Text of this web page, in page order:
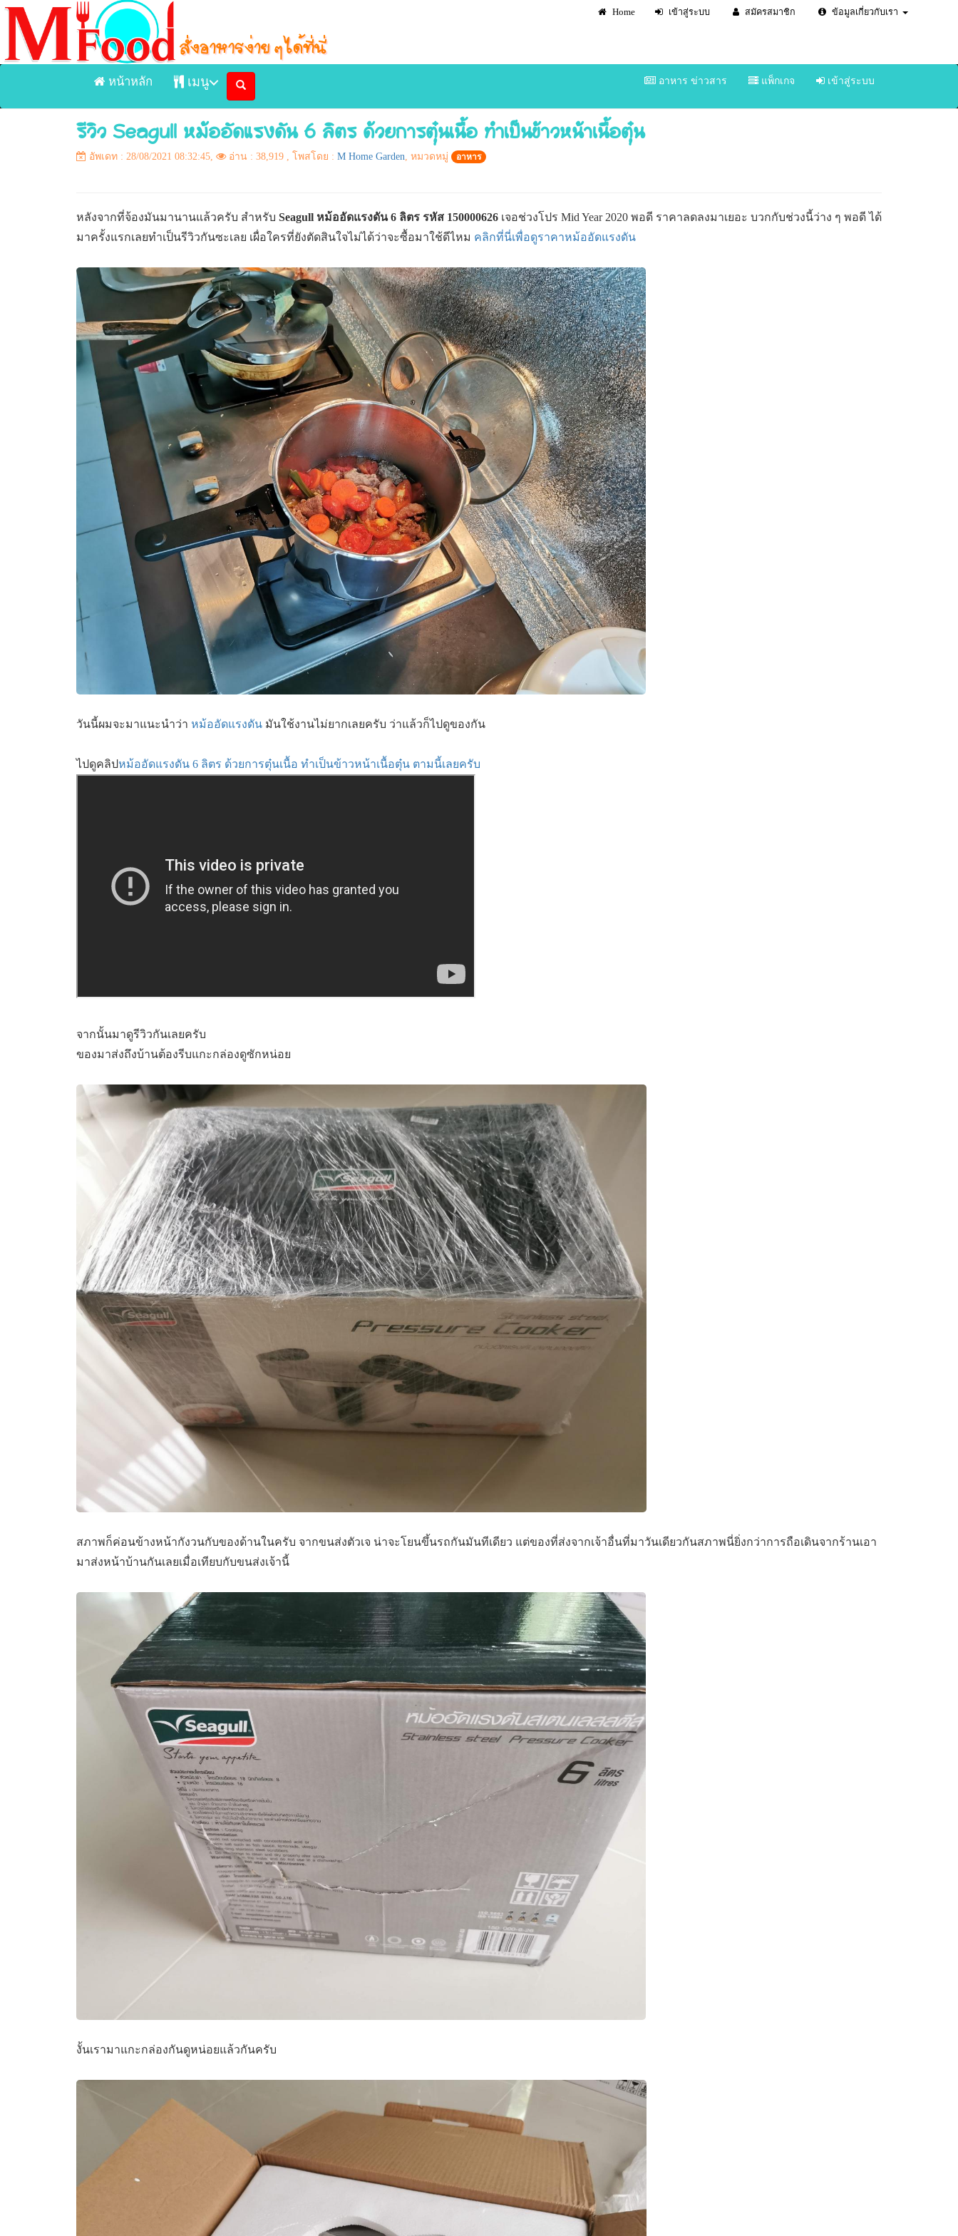
Home เข้าสู่ระบบ สมัครสมาชิก ข้อมูลเกี่ยวกับเรา
หน้าหลัก เมนู
หน้าแรก
เมนูอาหารจัดส่ง Delivery
ร้านอาหาร
อาหาร ข่าวสาร แพ็กเกจ เข้าสู่ระบบ
รีวิว Seagull หม้ออัดแรงดัน 6 ลิตร ด้วยการตุ๋นเนื้อ ทำเป็นข้าวหน้าเนื้อตุ๋น
อัพเดท : 28/08/2021 08:32:45, อ่าน : 38,919 , โพสโดย : M Home Garden, หมวดหมู่ อาหาร
หลังจากที่จ้องมันมานานแล้วครับ สำหรับ Seagull หม้ออัดแรงดัน 6 ลิตร รหัส 150000626 เจอช่วงโปร Mid Year 2020 พอดี ราคาลดลงมาเยอะ บวกกับช่วงนี้ว่าง ๆ พอดี ได้
มาครั้งแรกเลยทำเป็นรีวิวกันซะเลย เผื่อใครที่ยังตัดสินใจไม่ได้ว่าจะซื้อมาใช้ดีไหม คลิกที่นี่เพื่อดูราคาหม้ออัดแรงดัน
วันนี้ผมจะมาแนะนำว่า หม้ออัดแรงดัน มันใช้งานไม่ยากเลยครับ ว่าแล้วก็ไปดูของกัน
ไปดูคลิปหม้ออัดแรงดัน 6 ลิตร ด้วยการตุ๋นเนื้อ ทำเป็นข้าวหน้าเนื้อตุ๋น ตามนี้เลยครับ
จากนั้นมาดูรีวิวกันเลยครับ
ของมาส่งถึงบ้านต้องรีบแกะกล่องดูซักหน่อย
สภาพก็ค่อนข้างหน้ากังวนกับของด้านในครับ จากขนส่งตัวเจ น่าจะโยนขึ้นรถกันมันทีเดียว แต่ของที่ส่งจากเจ้าอื่นที่มาวันเดียวกันสภาพนี่ยิ่งกว่าการถือเดินจากร้านเอา
มาส่งหน้าบ้านกันเลยเมื่อเทียบกับขนส่งเจ้านี้
งั้นเรามาแกะกล่องกันดูหน่อยแล้วกันครับ